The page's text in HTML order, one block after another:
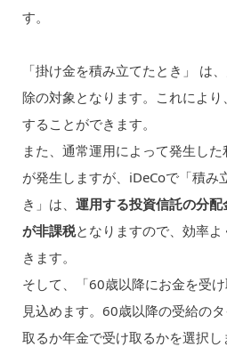
す。
「掛け金を積み立てたとき」 は
除の対象となります。これにより、
することができます。
また、通常運用によって発生し
が発生しますが、iDeCoで「積み
き」は、 運用する投資信託の分
が非課税となりますので、効率
きます。
そして、「60歳以降にお金を受
見込めます。60歳以降の受給の
取るか年金で受け取るかを選択